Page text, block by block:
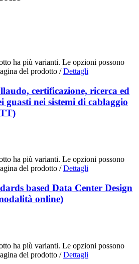
ha più varianti. Le opzioni possono
del prodotto / Dettagli
certificazione, ricerca ed
guasti nei sistemi di cablaggio
ha più varianti. Le opzioni possono
del prodotto / Dettagli
based Data Center Design
online)
ha più varianti. Le opzioni possono
del prodotto / Dettagli